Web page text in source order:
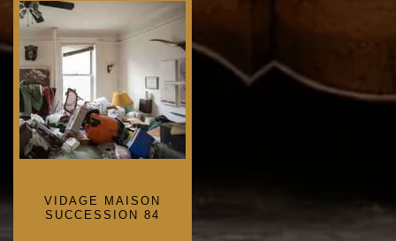
VIDAGE MAISON
SUCCESSION 84